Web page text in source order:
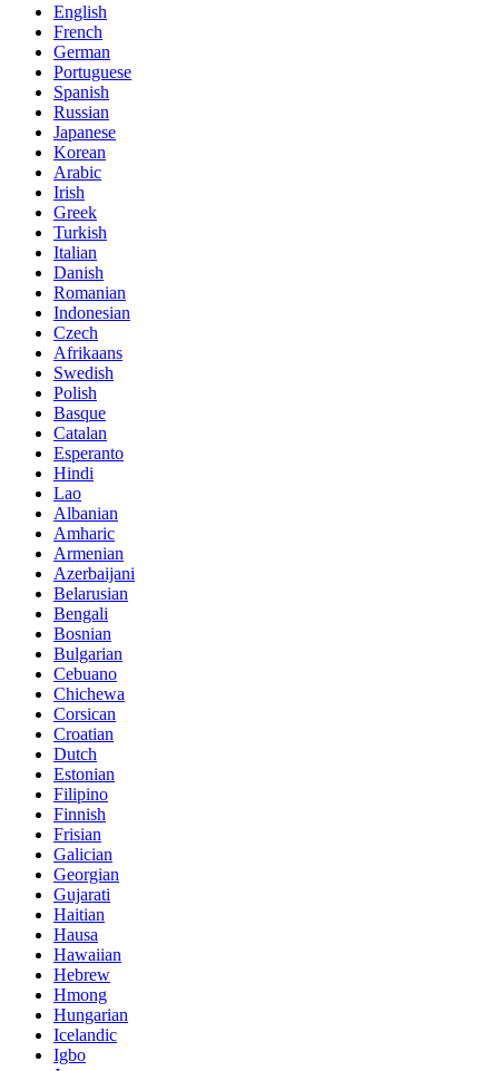
English
French
German
Portuguese
Spanish
Russian
Japanese
Korean
Arabic
Irish
Greek
Turkish
Italian
Danish
Romanian
Indonesian
Czech
Afrikaans
Swedish
Polish
Basque
Catalan
Esperanto
Hindi
Lao
Albanian
Amharic
Armenian
Azerbaijani
Belarusian
Bengali
Bosnian
Bulgarian
Cebuano
Chichewa
Corsican
Croatian
Dutch
Estonian
Filipino
Finnish
Frisian
Galician
Georgian
Gujarati
Haitian
Hausa
Hawaiian
Hebrew
Hmong
Hungarian
Icelandic
Igbo